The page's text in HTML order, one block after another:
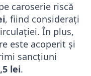
caroserie riscă
, fiind considerați
În plus,
este acoperit și
sancțiuni
lei.